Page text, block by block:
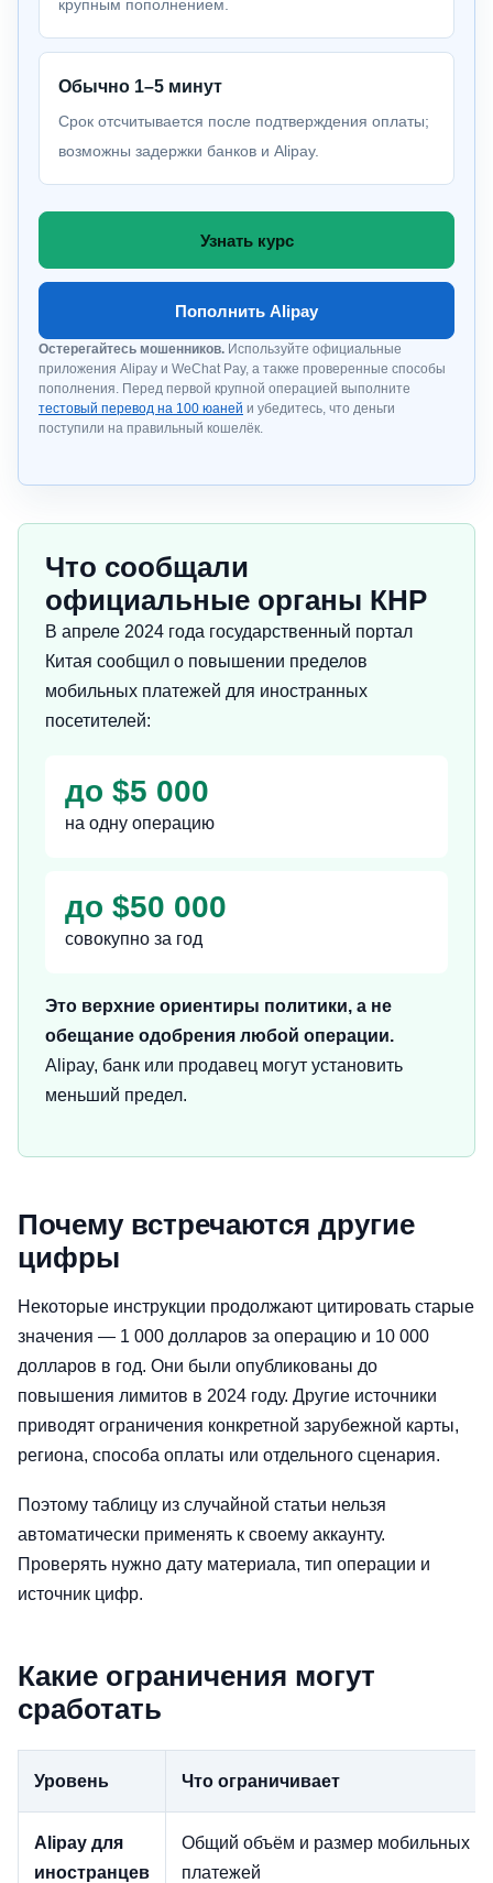
крупным пополнением.
Обычно 1–5 минут
Срок отсчитывается после подтверждения оплаты;
возможны задержки банков и Alipay.
Узнать курс
Пополнить Alipay
Остерегайтесь мошенников. Используйте официальные
приложения Alipay и WeChat Pay, а также проверенные способы
пополнения. Перед первой крупной операцией выполните
тестовый перевод на 100 юаней и убедитесь, что деньги
поступили на правильный кошелёк.
Что сообщали
официальные органы КНР
В апреле 2024 года государственный портал
Китая сообщил о повышении пределов
мобильных платежей для иностранных
посетителей:
до $5 000
на одну операцию
до $50 000
совокупно за год
Это верхние ориентиры политики, а не
обещание одобрения любой операции.
Alipay, банк или продавец могут установить
меньший предел.
Почему встречаются другие
цифры
Некоторые инструкции продолжают цитировать старые
значения — 1 000 долларов за операцию и 10 000
долларов в год. Они были опубликованы до
повышения лимитов в 2024 году. Другие источники
приводят ограничения конкретной зарубежной карты,
региона, способа оплаты или отдельного сценария.
Поэтому таблицу из случайной статьи нельзя
автоматически применять к своему аккаунту.
Проверять нужно дату материала, тип операции и
источник цифр.
Какие ограничения могут
сработать
Уровень Что ограничивает
Alipay для
иностранцев
Общий объём и размер мобильных
платежей